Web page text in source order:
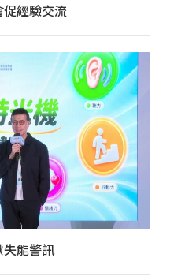
經驗交流
能警訊